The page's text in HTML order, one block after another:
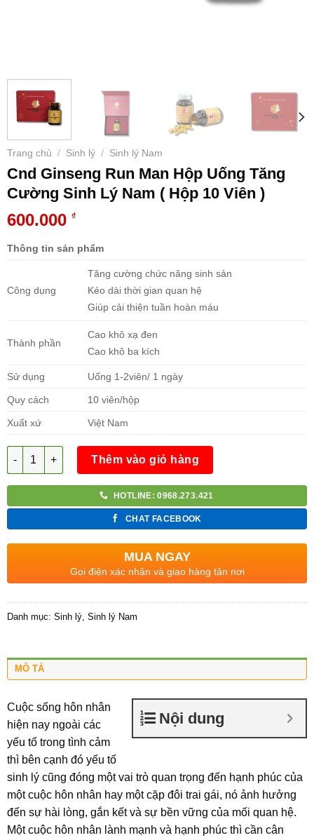
Trang chủ / Sinh lý / Sinh lý Nam
Cnd Ginseng Run Man Hộp Uống Tăng
Cường Sinh Lý Nam ( Hộp 10 Viên )
600.000 ₫
Thông tin sản phẩm
Công dụng
Tăng cường chức năng sinh sản
Kéo dài thời gian quan hệ
Giúp cải thiện tuần hoàn máu
Thành phần
Cao khô xạ đen
Cao khô ba kích
Sử dụng Uống 1-2viên/ 1 ngày
Quy cách 10 viên/hộp
Xuất xứ Việt Nam
Số lượng
Thêm vào giỏ hàng
HOTLINE: 0968.273.421
CHAT FACEBOOK
MUA NGAY
Gọi điện xác nhận và giao hàng tận nơi
Danh mục: Sinh lý Sinh lý Nam
MÔ TẢ
Nội dung
Cuộc sống hôn nhân
hiện nay ngoài các
yếu tố trong tình cảm
thì bên cạnh đó yếu tố
sinh lý cũng đóng một vai trò quan trọng đến hạnh phúc của
một cuộc hôn nhân hay một cặp đôi trai gái, nó ảnh hưởng
đến sự hài lòng, gắn kết và sự bền vững của mối quan hệ.
Một cuộc hôn nhân lành mạnh và hạnh phúc thì cần cân